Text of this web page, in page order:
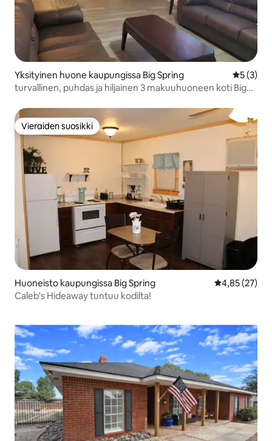
Yksityinen huone kaupungissa Big Spring
5 (3)
turvallinen, puhdas ja hiljainen 3 makuuhuoneen koti Big
Vieraiden suosikki
Vieraiden suosikki
Huoneisto kaupungissa Big Spring
4,85 (27)
Caleb's Hideaway tuntuu kodilta!